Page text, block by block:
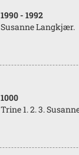
1990 - 1992
Susanne Langkjær.
1000
Trine 1. 2. 3.